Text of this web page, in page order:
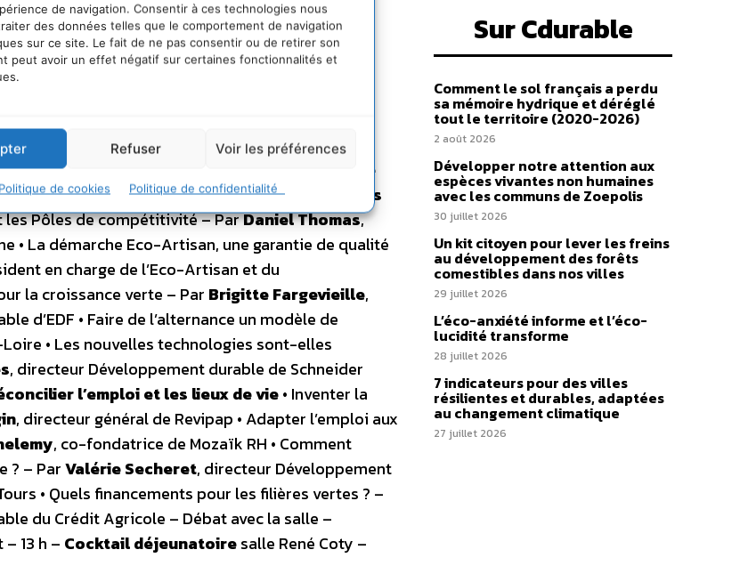
de navigation. Consentir à ces technologies nous
des données telles que le comportement de navigation
sur ce site. Le fait de ne pas consentir ou de retirer son
peut avoir un effet négatif sur certaines fonctionnalités et
Refuser Voir les préférences
Politique de cookies Politique de confidentialité
Valeurs Vertes
Pierre Bel, président du Sénat
DE VIE POUR LES JEUNES ?
DE L’EMPLOI
– 9h00 –
Introduction parJacques Pélissard
de Lons-le-Saunier –
Laurence
Economique Française –1ère table ronde : Quels
les Pôles de compétitivité – ParDaniel Thomas,
• La démarche Eco-Artisan, une garantie de qualité
en charge de l’Eco-Artisan et du
la croissance verte – Par Brigitte Fargevieille,
d’EDF • Faire de l’alternance un modèle de
• Les nouvelles technologies sont-elles
, directeur Développement durable de Schneider
l’emploi et les lieux de vie• Inventer la
, directeur général de Revipap • Adapter l’emploi aux
, co-fondatrice de Mozaïk RH • Comment
? – ParValérie Secheret, directeur Développement
• Quels financements pour les filières vertes ? –
du Crédit Agricole – Débat avec la salle –
13 h – Cocktail déjeunatoiresalle René Coty –
Sur Cdurable
Comment le sol français a perdu
sa mémoire hydrique et déréglé
tout le territoire (2020-2026)
2 août 2026
Développer notre attention aux
espèces vivantes non humaines
avec les communs de Zoepolis
30 juillet 2026
Un kit citoyen pour lever les freins
au développement des forêts
comestibles dans nos villes
29 juillet 2026
L’éco-anxiété informe et l’éco-
lucidité transforme
28 juillet 2026
7 indicateurs pour des villes
résilientes et durables, adaptées
au changement climatique
27 juillet 2026